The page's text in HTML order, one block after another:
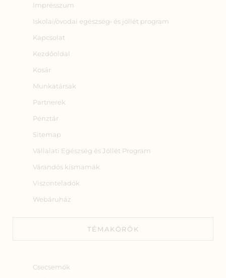
Impresszum
Iskolai/óvodai egészség‑ és jóllét program
Kapcsolat
Kezdőoldal
Kosár
Munkatársak
Partnerek
Pénztár
Sitemap
Vállalati Egészség és Jóllét Program
Várandós kismamák
Viszonteladók
Webáruház
TÉMAKÖRÖK
Csecsemők